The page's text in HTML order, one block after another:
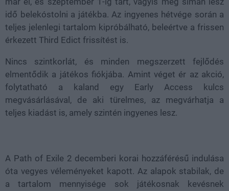
idő belekóstolni a játékba. Az ingyenes hétvége során a
teljes jelenlegi tartalom kipróbálható, beleértve a frissen
érkezett Third Edict frissítést is.
Nincs szintkorlát, és minden megszerzett fejlődés
elmentődik a játékos fiókjába. Amint véget ér az akció,
folytatható a kaland egy Early Access kulcs
megvásárlásával, de aki türelmes, az megvárhatja a
teljes kiadást is, amely szintén ingyenes lesz.
A Path of Exile 2 decemberi korai hozzáférésű indulása
óta vegyes véleményeket kapott. Az alapok stabilak, de
a tartalom mennyisége sok játékosnak kevésnek